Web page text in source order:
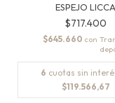
ESPEJO LICCA
$717.400
$645.660 con
6 cuotas sin
$119.566,67